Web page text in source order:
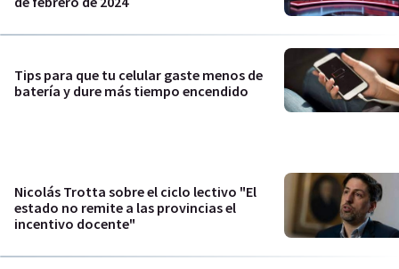
Tips para que tu celular gaste menos de
batería y dure más tiempo encendido
Nicolás Trotta sobre el ciclo lectivo "El
estado no remite a las provincias el
incentivo docente"